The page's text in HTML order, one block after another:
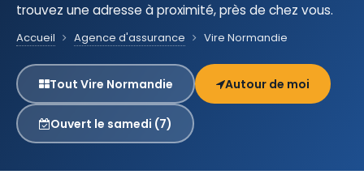
trouvez une adresse à proximité, près de chez vous.
Accueil Agence d'assurance Vire Normandie
Tout Vire Normandie Autour de moi
Ouvert le samedi (7)